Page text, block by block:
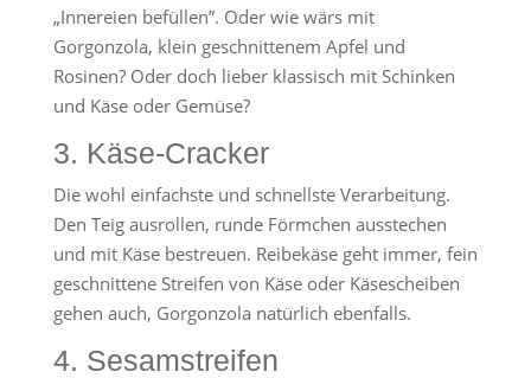
„Innereien befüllen”. Oder wie wärs mit
Gorgonzola, klein geschnittenem Apfel und
Rosinen? Oder doch lieber klassisch mit Schinken
und Käse oder Gemüse?
3. Käse-Cracker
Die wohl einfachste und schnellste Verarbeitung.
Den Teig ausrollen, runde Förmchen ausstechen
und mit Käse bestreuen. Reibekäse geht immer, fein
geschnittene Streifen von Käse oder Käsescheiben
gehen auch, Gorgonzola natürlich ebenfalls.
4. Sesamstreifen